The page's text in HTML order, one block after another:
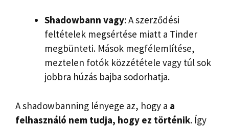
Shadowbann vagy: A szerződési
feltételek megsértése miatt a Tinder
megbünteti. Mások megfélemlítése,
meztelen fotók közzététele vagy túl sok
jobbra húzás bajba sodorhatja.
A shadowbanning lényege az, hogy a a
felhasználó nem tudja, hogy ez történik. Így